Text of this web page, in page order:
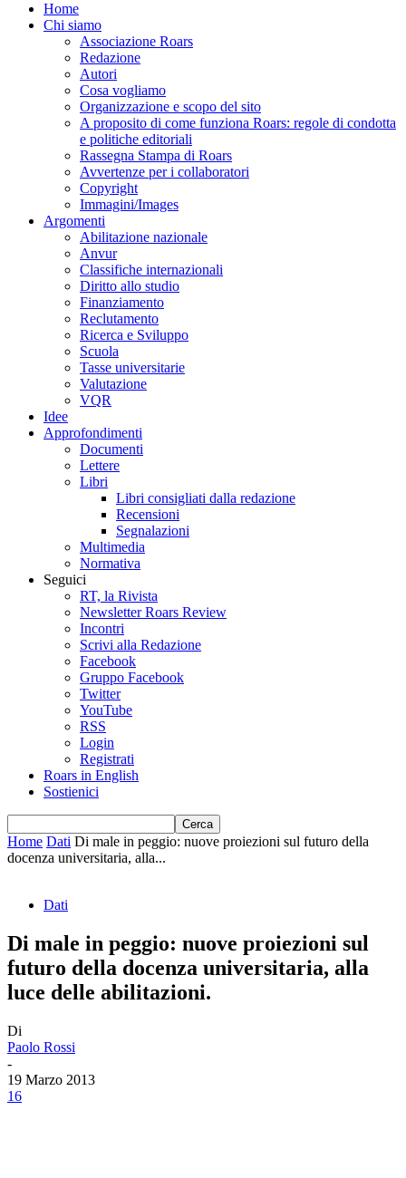
Home
Chi siamo
Associazione Roars
Redazione
Autori
Cosa vogliamo
Organizzazione e scopo del sito
A proposito di come funziona Roars: regole di condotta
e politiche editoriali
Rassegna Stampa di Roars
Avvertenze per i collaboratori
Copyright
Immagini/Images
Argomenti
Abilitazione nazionale
Anvur
Classifiche internazionali
Diritto allo studio
Finanziamento
Reclutamento
Ricerca e Sviluppo
Scuola
Tasse universitarie
Valutazione
VQR
Idee
Approfondimenti
Documenti
Lettere
Libri
Libri consigliati dalla redazione
Recensioni
Segnalazioni
Multimedia
Normativa
Seguici
RT, la Rivista
Newsletter Roars Review
Incontri
Scrivi alla Redazione
Facebook
Gruppo Facebook
Twitter
YouTube
RSS
Login
Registrati
Roars in English
Sostienici
Home Dati Di male in peggio: nuove proiezioni sul futuro della
docenza universitaria, alla...
Dati
Di male in peggio: nuove proiezioni sul
futuro della docenza universitaria, alla
luce delle abilitazioni.
Di
Paolo Rossi
-
19 Marzo 2013
16